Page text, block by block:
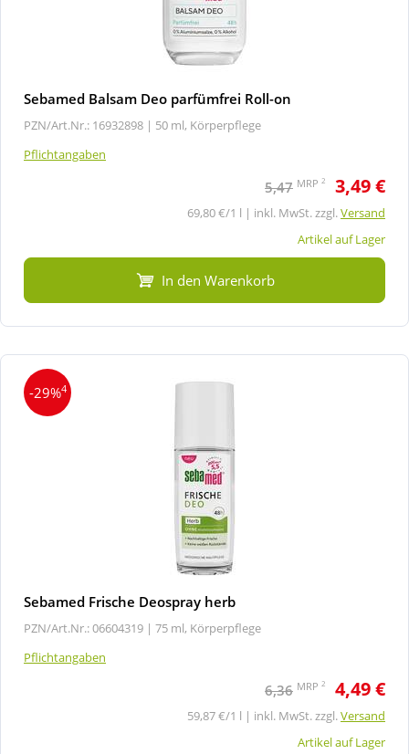
Sebamed Balsam Deo parfümfrei Roll-on
PZN/Art.Nr.: 16932898 | 50 ml, Körperpflege
Pflichtangaben
5,47 MRP 2 3,49 €
69,80 €/1 l | inkl. MwSt. zzgl.Versand
Artikel auf Lager
In den Warenkorb
-29%4
Sebamed Frische Deospray herb
PZN/Art.Nr.: 06604319 | 75 ml, Körperpflege
Pflichtangaben
6,36 MRP 2 4,49 €
59,87 €/1 l | inkl. MwSt. zzgl.Versand
Artikel auf Lager